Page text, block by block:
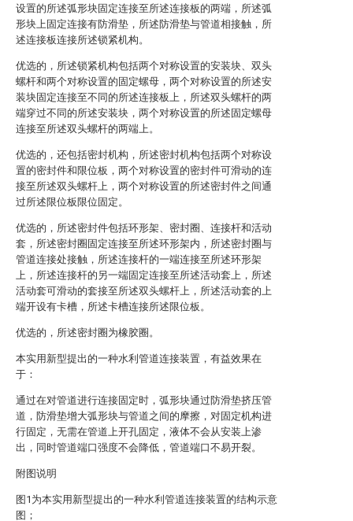
设置的所述弧形块固定连接至所述连接板的两端，所述弧
形块上固定连接有防滑垫，所述防滑垫与管道相接触，所
述连接板连接所述锁紧机构。
优选的，所述锁紧机构包括两个对称设置的安装块、双头
螺杆和两个对称设置的固定螺母，两个对称设置的所述安
装块固定连接至不同的所述连接板上，所述双头螺杆的两
端穿过不同的所述安装块，两个对称设置的所述固定螺母
连接至所述双头螺杆的两端上。
优选的，还包括密封机构，所述密封机构包括两个对称设
置的密封件和限位板，两个对称设置的密封件可滑动的连
接至所述双头螺杆上，两个对称设置的所述密封件之间通
过所述限位板限位固定。
优选的，所述密封件包括环形架、密封圈、连接杆和活动
套，所述密封圈固定连接至所述环形架内，所述密封圈与
管道连接处接触，所述连接杆的一端连接至所述环形架
上，所述连接杆的另一端固定连接至所述活动套上，所述
活动套可滑动的套接至所述双头螺杆上，所述活动套的上
端开设有卡槽，所述卡槽连接所述限位板。
优选的，所述密封圈为橡胶圈。
本实用新型提出的一种水利管道连接装置，有益效果在
于：
通过在对管道进行连接固定时，弧形块通过防滑垫挤压管
道，防滑垫增大弧形块与管道之间的摩擦，对固定机构进
行固定，无需在管道上开孔固定，液体不会从安装上渗
出，同时管道端口强度不会降低，管道端口不易开裂。
附图说明
图1为本实用新型提出的一种水利管道连接装置的结构示意
图；